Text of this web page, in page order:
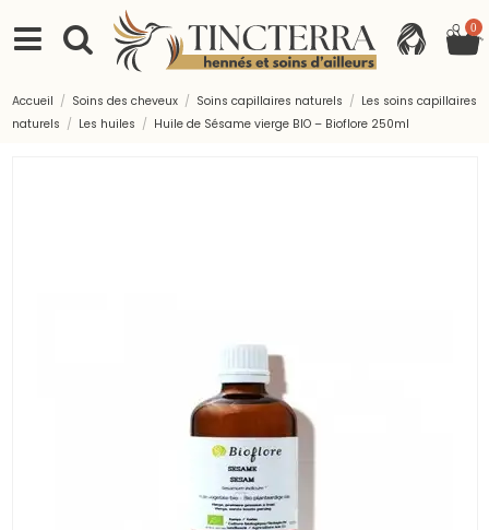
0
Accueil Soins des cheveux Soins capillaires naturels
Les soins capillaires
naturels
Les huiles Huile de Sésame vierge BIO – Bioflore 250ml